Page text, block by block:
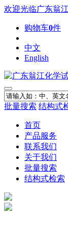
欢迎光临广东翁
购物车0件
中文
English
批量搜索 结构式
首页
产品服务
联系我们
关于我们
批量搜索
结构式检索